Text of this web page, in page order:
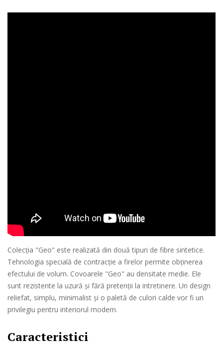
Colecția "Geo" este realizată din două tipuri de fibre sintetice.
Tehnologia specială de contracție a firelor permite obținerea
efectului de volum. Covoarele "Geo" au densitate medie. Ele
sunt rezistente la uzură și fără pretenții la intretinere. Un design
reliefat, simplu, minimalist și o paletă de culori calde vor fi un
privilegiu pentru interiorul modern.
Caracteristici